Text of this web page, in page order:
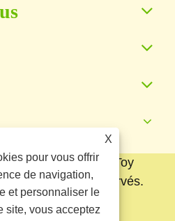
Yuankang Toy
Tous droits réservés.
RSS XML
X
pour vous offrir
de navigation,
et personnaliser le
site, vous acceptez